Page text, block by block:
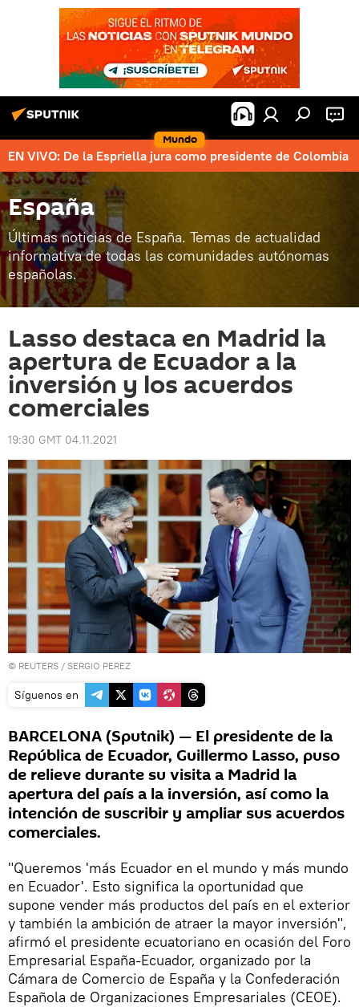
Mundo
EN VIVO: De la Espriella jura como presidente de Colombia
España
Últimas noticias de España. Temas de actualidad
informativa de todas las comunidades autónomas
españolas.
Lasso destaca en Madrid la
apertura de Ecuador a la
inversión y los acuerdos
comerciales
19:30 GMT 04.11.2021
© REUTERS / SERGIO PEREZ
Síguenos en
BARCELONA (Sputnik) — El presidente de la
República de Ecuador, Guillermo Lasso, puso
de relieve durante su visita a Madrid la
apertura del país a la inversión, así como la
intención de suscribir y ampliar sus acuerdos
comerciales.
"Queremos 'más Ecuador en el mundo y más mundo
en Ecuador'. Esto significa la oportunidad que
supone vender más productos del país en el exterior
y también la ambición de atraer la mayor inversión",
afirmó el presidente ecuatoriano en ocasión del Foro
Empresarial España-Ecuador, organizado por la
Cámara de Comercio de España y la Confederación
Española de Organizaciones Empresariales (CEOE).